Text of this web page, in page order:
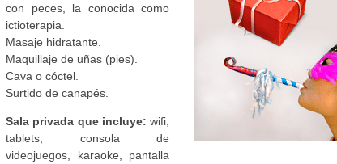
con peces, la conocida como
ictioterapia.
Masaje hidratante.
Maquillaje de uñas (pies).
Cava o cóctel.
Surtido de canapés.
Sala privada que incluye: wifi,
tablets, consola de
videojuegos, karaoke, pantalla